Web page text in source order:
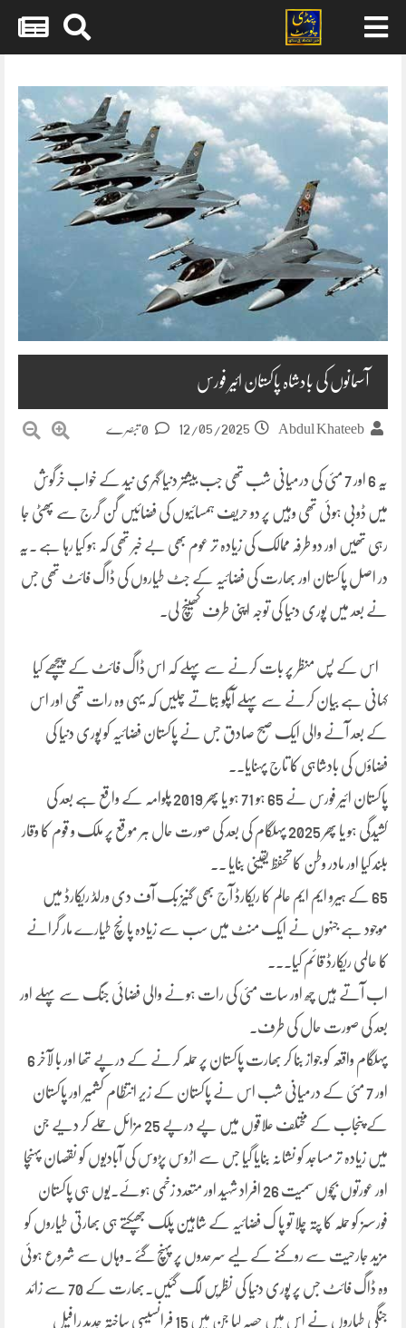
content
آسمانوں کی بادشاہ پاکستان ائیر فورس
Abdul Khateeb
12/05/2025
یہ 6 اور 7 مئی کی درمیانی شب تھی جب بیشتر دنیا گہری نید کے خواب خرگوش
میں ڈوبی ہوئی تھی وہیں پر دو حریف ہمسائیوں کی فضائیں گن گرج سے پھٹی جا
رہی تھیں اور دو طرفہ ممالک کی زیادہ تر عوم بھی بے خبر تھی کہ ہو کیا رہا ہے ۔یہ
در اصل پاکستان اور بھارت کی فضائیہ کے جٹ طیاروں کی ڈاگ فائٹ تھی جس
نے بعد میں پوری دنیا کی توجہ اپنی طرف کھینچ لی۔
اس کے پس منظر پر بات کرنے سے پہلے کہ اس ڈاگ فائٹ کے پیچھے کیا
کہانی ہے بیان کرنے سے پہلے آپکو بتاتے چلیں کہ یہی وہ رات تھی اور اس
کے بعد آنے والی ایک صبح صادق جس نے پاکستان فضائیہ کو پوری دنیا کی
فضاؤں کی بادشاہی کا تاج پہنایا۔۔
پاکستان ائیر فورس نے 65 ہو 71 ہو یا پھر 2019 پلوامہ کے واقع ہے بعد کی
کشیدگی ہو یا پھر 2025 پہلگام کی بعد کی صورت حال ہر موقع پر ملک و قوم کا وقار
بلند کیا اور مادر وطن کا تحفظ یقینی بنایا ۔۔
65 کے ہیرو ایم ایم عالم کا ریکارڈ آج بھی گنیز بک آف دی ورلڈ ریکارڈ میں
موجود ہے جنہوں نے ایک منٹ میں سب سے زیادہ پانچ طیارے مار گرانے
کا عالمی ریکارڈ قائم کیا۔۔۔
اب آتے ہیں چھ اور سات مئی کی رات ہونے والی فضائی جنگ سے پہلے اور
بعد کی صورت حال کی طرف۔
پہلگام واقعہ کو جواز بنا کر بھارت پاکستان پر حملہ کرنے کے درپے تھا اور با لآخر 6
اور 7 مئی کے درمیانی شب اس نے پاکستان کے زیر انتظام کشمیر اور پاکستان
کے پنجاب کے مختلف علاقوں میں پے درپے 25 مزائل حملے کر دیے جن
میں زیادہ تر مساجد کو نشانہ بنایا گیا جس سے اڑوس پڑوس کی آبادیوں کو نقصان پہنچا
اور عورتوں بچوں سمیت 26 افراد شہید اور متعدد زخمی ہوئے۔یوں ہی پاکستان
فورسسز کو حملہ کا پتہ چلا تو پا ک فضائیہ کے شاہین پلک جھپکتے ہی بھارتی طیاروں کو
مزید جارحیت سے روکنے کے لیے سرحدوں پر پہنچ گئے ۔وہاں سے شروع ہوئی
وہ ڈاگ فائٹ جس پر پوری دنیا کی نظریں لگ گئیں۔بھارت کے 70 سے زائد
جنگی طیاروں نے اس میں حصہ لیا جن میں 15 فرانسیسی ساختہ جدید رافیل